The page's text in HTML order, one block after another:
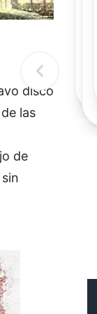
disco
de las
de
sin